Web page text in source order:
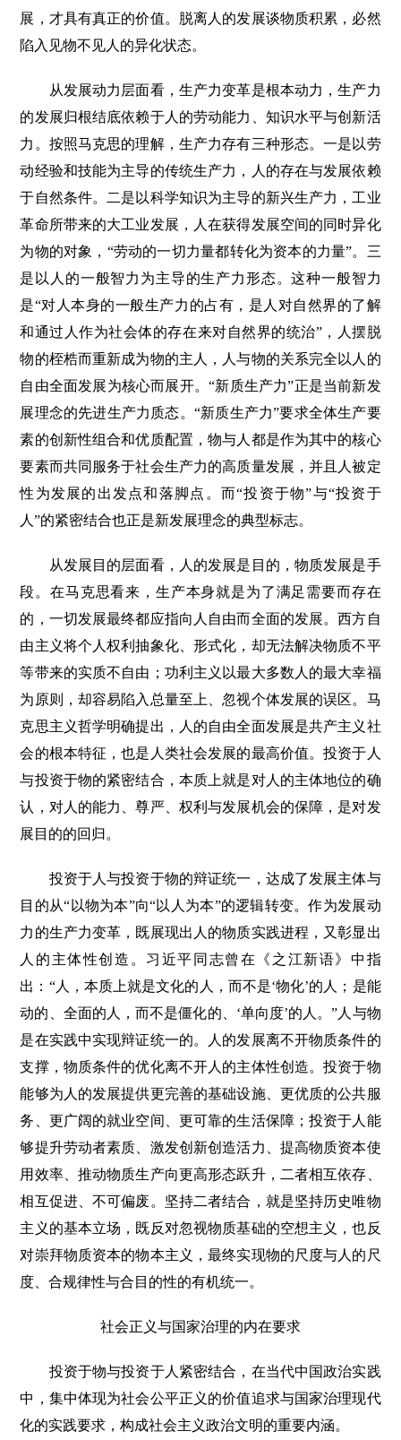
展，才具有真正的价值。脱离人的发展谈物质积累，必然
陷入见物不见人的异化状态。
从发展动力层面看，生产力变革是根本动力，生产力
的发展归根结底依赖于人的劳动能力、知识水平与创新活
力。按照马克思的理解，生产力存有三种形态。一是以劳
动经验和技能为主导的传统生产力，人的存在与发展依赖
于自然条件。二是以科学知识为主导的新兴生产力，工业
革命所带来的大工业发展，人在获得发展空间的同时异化
为物的对象，“劳动的一切力量都转化为资本的力量”。三
是以人的一般智力为主导的生产力形态。这种一般智力
是“对人本身的一般生产力的占有，是人对自然界的了解
和通过人作为社会体的存在来对自然界的统治”，人摆脱
物的桎梏而重新成为物的主人，人与物的关系完全以人的
自由全面发展为核心而展开。“新质生产力”正是当前新发
展理念的先进生产力质态。“新质生产力”要求全体生产要
素的创新性组合和优质配置，物与人都是作为其中的核心
要素而共同服务于社会生产力的高质量发展，并且人被定
性为发展的出发点和落脚点。而“投资于物”与“投资于
人”的紧密结合也正是新发展理念的典型标志。
从发展目的层面看，人的发展是目的，物质发展是手
段。在马克思看来，生产本身就是为了满足需要而存在
的，一切发展最终都应指向人自由而全面的发展。西方自
由主义将个人权利抽象化、形式化，却无法解决物质不平
等带来的实质不自由；功利主义以最大多数人的最大幸福
为原则，却容易陷入总量至上、忽视个体发展的误区。马
克思主义哲学明确提出，人的自由全面发展是共产主义社
会的根本特征，也是人类社会发展的最高价值。投资于人
与投资于物的紧密结合，本质上就是对人的主体地位的确
认，对人的能力、尊严、权利与发展机会的保障，是对发
展目的的回归。
投资于人与投资于物的辩证统一，达成了发展主体与
目的从“以物为本”向“以人为本”的逻辑转变。作为发展动
力的生产力变革，既展现出人的物质实践进程，又彰显出
人的主体性创造。习近平同志曾在《之江新语》中指
出：“人，本质上就是文化的人，而不是‘物化’的人；是能
动的、全面的人，而不是僵化的、‘单向度’的人。”人与物
是在实践中实现辩证统一的。人的发展离不开物质条件的
支撑，物质条件的优化离不开人的主体性创造。投资于物
能够为人的发展提供更完善的基础设施、更优质的公共服
务、更广阔的就业空间、更可靠的生活保障；投资于人能
够提升劳动者素质、激发创新创造活力、提高物质资本使
用效率、推动物质生产向更高形态跃升，二者相互依存、
相互促进、不可偏废。坚持二者结合，就是坚持历史唯物
主义的基本立场，既反对忽视物质基础的空想主义，也反
对崇拜物质资本的物本主义，最终实现物的尺度与人的尺
度、合规律性与合目的性的有机统一。
社会正义与国家治理的内在要求
投资于物与投资于人紧密结合，在当代中国政治实践
中，集中体现为社会公平正义的价值追求与国家治理现代
化的实践要求，构成社会主义政治文明的重要内涵。